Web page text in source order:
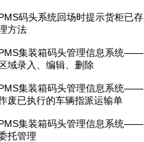
码头系统回场时提示货柜已存
方法
集装箱码头管理信息系统——
域录入、编辑、删除
集装箱码头管理信息系统——
废已执行的车辆指派运输单
集装箱码头管理信息系统——
托管理